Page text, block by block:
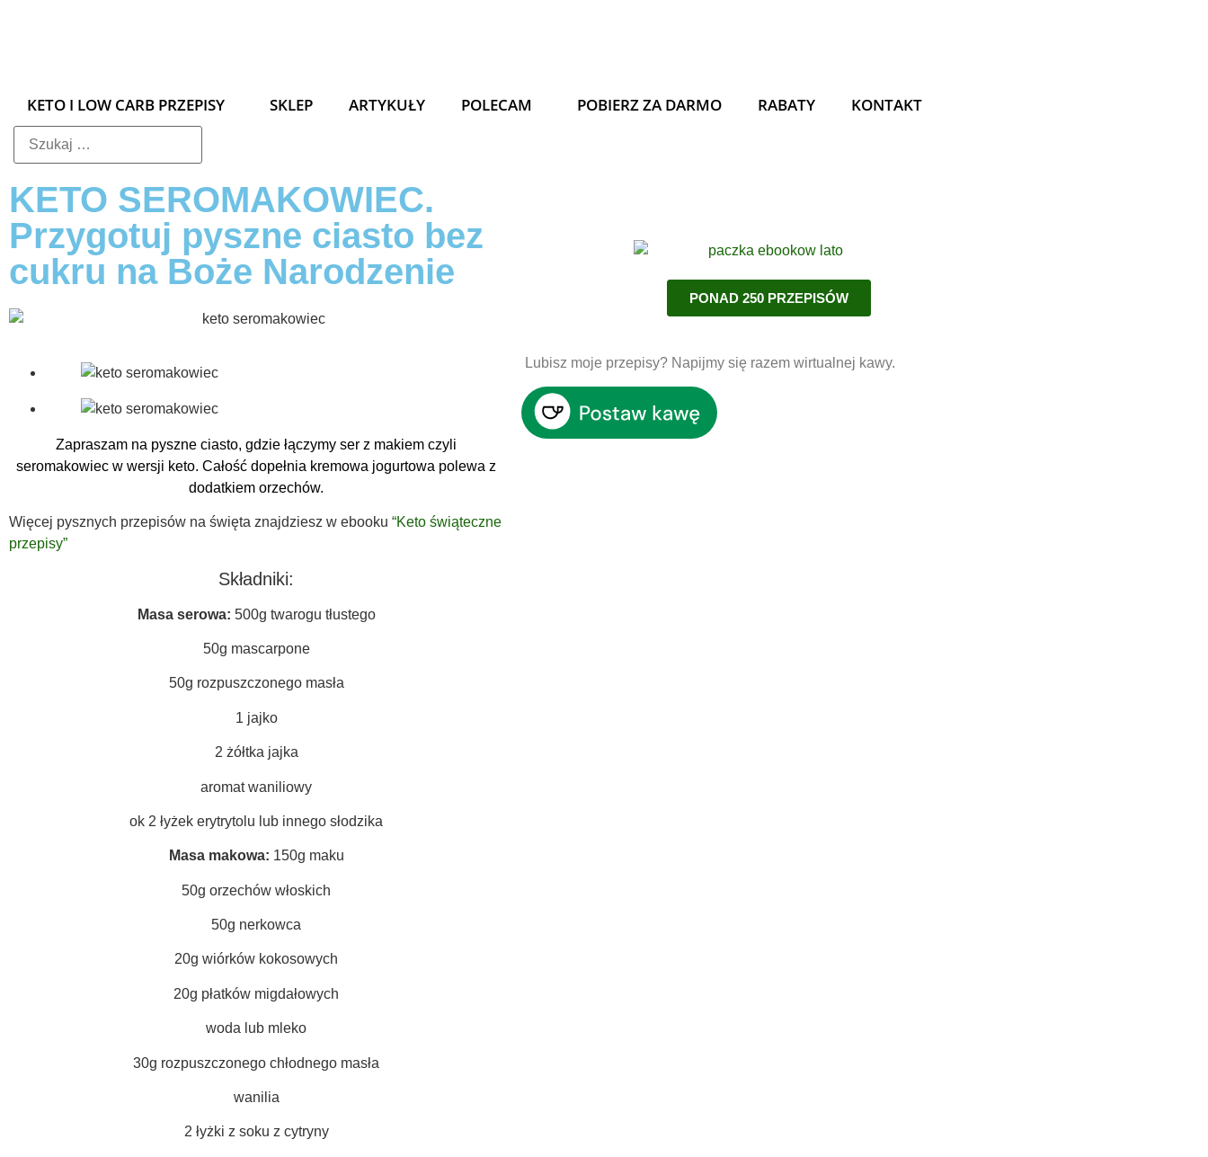
KETO I LOW CARB PRZEPISY SKLEP ARTYKUŁY POLECAM POBIERZ ZA DARMO RABATY KONTAKT
KETO SEROMAKOWIEC.
Przygotuj pyszne ciasto bez
cukru na Boże Narodzenie
Zapraszam na pyszne ciasto, gdzie łączymy ser z makiem czyli
seromakowiec w wersji keto. Całość dopełnia kremowa jogurtowa polewa z
dodatkiem orzechów.
Więcej pysznych przepisów na święta znajdziesz w ebooku “Keto świąteczne
przepisy”
Składniki:
Masa serowa: 500g twarogu tłustego
50g mascarpone
50g rozpuszczonego masła
1 jajko
2 żółtka jajka
aromat waniliowy
ok 2 łyżek erytrytolu lub innego słodzika
Masa makowa: 150g maku
50g orzechów włoskich
50g nerkowca
20g wiórków kokosowych
20g płatków migdałowych
woda lub mleko
30g rozpuszczonego chłodnego masła
wanilia
2 łyżki z soku z cytryny
PONAD 250 PRZEPISÓW
Lubisz moje przepisy? Napijmy się razem wirtualnej kawy.